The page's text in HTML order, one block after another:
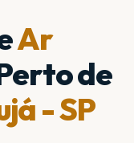
Ar
de
- SP